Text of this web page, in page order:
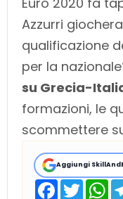
Azzurri
qualificazione
per la
su Grecia-
formazioni, le
scommettere
Aggiungi
F
a
T
w
W
h